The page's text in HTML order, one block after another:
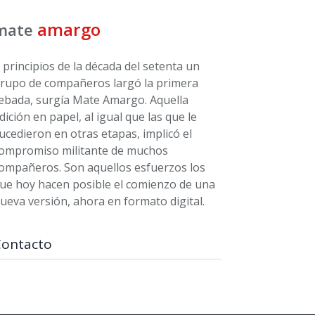
amargo
principios de la década del setenta un
de compañeros largó la primera
surgía Mate Amargo. Aquella
en papel, al igual que las que le
en otras etapas, implicó el
militante de muchos
Son aquellos esfuerzos los
hoy hacen posible el comienzo de una
versión, ahora en formato digital.